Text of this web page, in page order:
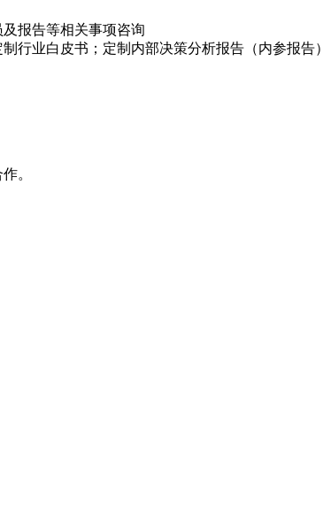
报告等相关事项咨询
行业白皮书；定制内部决策分析报告（内参报告）
。